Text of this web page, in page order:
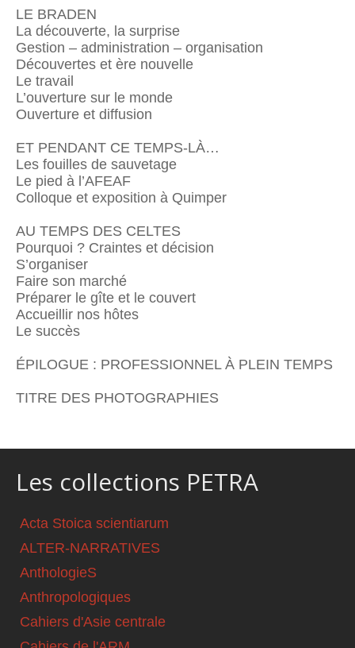
LE BRADEN
La découverte, la surprise
Gestion – administration – organisation
Découvertes et ère nouvelle
Le travail
L’ouverture sur le monde
Ouverture et diffusion
ET PENDANT CE TEMPS-LÀ…
Les fouilles de sauvetage
Le pied à l’AFEAF
Colloque et exposition à Quimper
AU TEMPS DES CELTES
Pourquoi ? Craintes et décision
S’organiser
Faire son marché
Préparer le gîte et le couvert
Accueillir nos hôtes
Le succès
ÉPILOGUE : PROFESSIONNEL À PLEIN TEMPS
TITRE DES PHOTOGRAPHIES
Les collections PETRA
Acta Stoica scientiarum
ALTER-NARRATIVES
AnthologieS
Anthropologiques
Cahiers d'Asie centrale